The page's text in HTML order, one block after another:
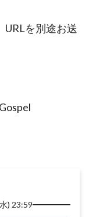
を別途お送
) 23:59